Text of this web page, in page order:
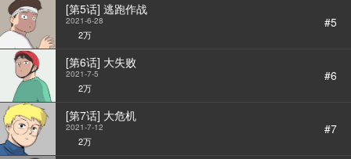
StarScore
[第5话] 逃跑作战
2021-6-28
2万
#5
[第6话] 大失败
2021-7-5
2万
#6
[第7话] 大危机
2021-7-12
2万
#7